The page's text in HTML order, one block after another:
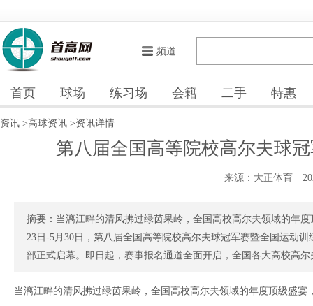
频道
首页 球场 练习场 会籍 二手 特惠
资讯 >高球资讯 >资讯详情
第八届全国高等院校高尔夫球
来源：大正体育
摘要：当漓江畔的清风拂过绿茵果岭，全国高校高尔夫领域的年
23日-5月30日，第八届全国高等院校高尔夫球冠军赛暨全国运动
部正式启幕。即日起，赛事报名通道全面开启，全国各大高校高
当漓江畔的清风拂过绿茵果岭，全国高校高尔夫领域的年度顶级盛